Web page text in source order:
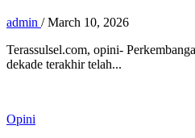
admin / March 10, 2026
Terassulsel.com, opini-
dekade terakhir telah...
Opini